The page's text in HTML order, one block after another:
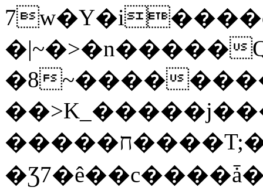
�|~�>�n�����
�8~����
�����ח����T;�uU�w��oovW�N�\�v�̓��N��6xz��z^��s�;